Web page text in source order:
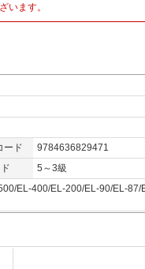
います。
ード
9784636829471
5～3級
EL-400/EL-200/EL-90/EL-87/